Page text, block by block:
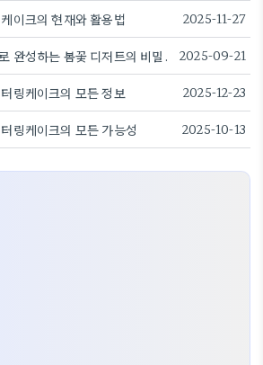
이크의 현재와 활용법 2025-11-27
완성하는 봄꽃 디저트의 비밀. 2025-09-21
링케이크의 모든 정보 2025-12-23
링케이크의 모든 가능성 2025-10-13